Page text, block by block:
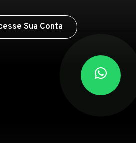
Sua Conta